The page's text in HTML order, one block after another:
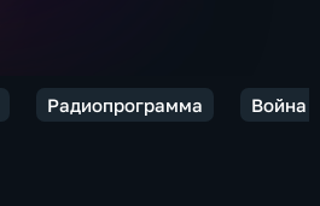
Радиопрограмма Война